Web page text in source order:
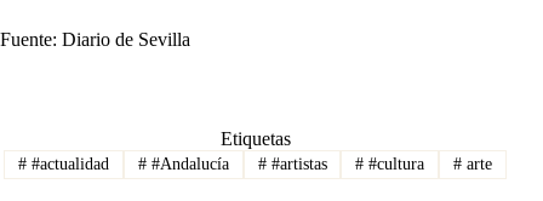
Fuente: Diario de Sevilla
Etiquetas
##actualidad ##Andalucía ##artistas # #cultura # arte